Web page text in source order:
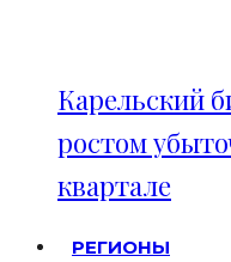
Карельский
ростом
квартале
РЕГИОНЫ